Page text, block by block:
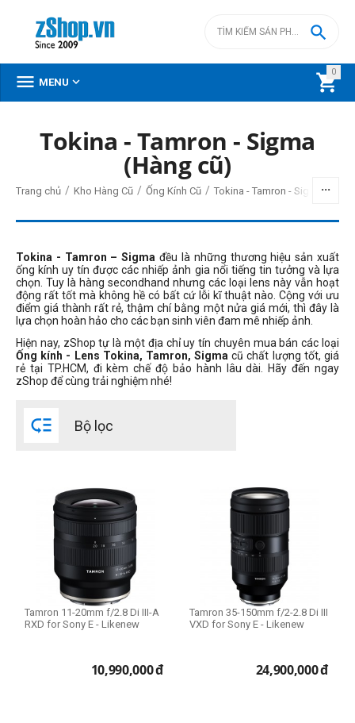
0


 MENU 
Giá
đ– đ
0đ 39990000đ
Loại ngàm lens
Canon EF
Canon EF-M
Canon RF-S
Fujifilm X
Nikon Z
Thể loại lens
Standard Lens
Telephoto Lens
Wide Lens
Prime Lens (Fixed Lens)
Zoom Lens
Tokina - Tamron - Sigma
(Hàng cũ)
Trang chủ / Kho Hàng Cũ / Ống Kính Cũ / Tokina - Tamron - Sigma
Tokina - Tamron – Sigma đều là những thương hiệu sản xuất
ống kính uy tín được các nhiếp ảnh gia nổi tiếng tin tưởng và lựa
chọn. Tuy là hàng secondhand nhưng các loại lens này vẫn hoạt
động rất tốt mà không hề có bất cứ lỗi kĩ thuật nào. Cộng với ưu
điểm giá thành rất rẻ, thậm chí bằng một nửa giá mới, thì đây là
lựa chọn hoàn hảo cho các bạn sinh viên đam mê nhiếp ảnh.
Hiện nay, zShop tự là một địa chỉ uy tín chuyên mua bán các loại
Ống kính - Lens Tokina, Tamron, Sigma cũ chất lượng tốt, giá
rẻ tại TP.HCM, đi kèm chế độ bảo hành lâu dài. Hãy đến ngay
zShop để cùng trải nghiệm nhé!
 Bộ lọc
Tamron 11-20mm f/2.8 Di III-A
RXD for Sony E - Likenew
10,990,000đ
Tamron 35-150mm f/2-2.8 Di III
VXD for Sony E - Likenew
24,900,000đ